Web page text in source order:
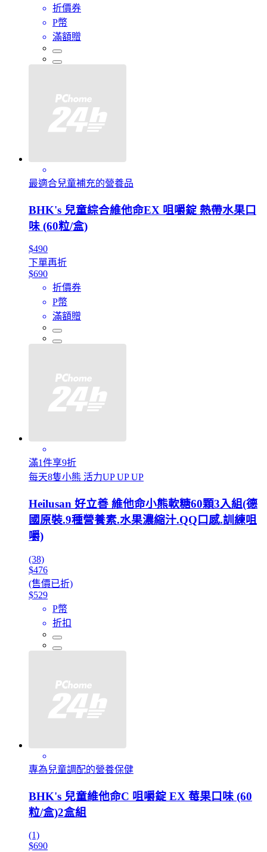
折價券
P幣
滿額贈
最適合兒童補充的營養品
BHK's 兒童綜合維他命EX 咀嚼錠 熱帶水果口
味 (60粒/盒)
$490
下單再折
$690
折價券
P幣
滿額贈
滿1件享9折
每天8隻小熊 活力UP UP UP
Heilusan 好立善 維他命小熊軟糖60顆3入組(德
國原裝.9種營養素.水果濃縮汁.QQ口感.訓練咀
嚼)
(38)
$476
(售價已折)
$529
P幣
折扣
專為兒童調配的營養保健
BHK's 兒童維他命C 咀嚼錠 EX 莓果口味 (60
粒/盒)2盒組
(1)
$690